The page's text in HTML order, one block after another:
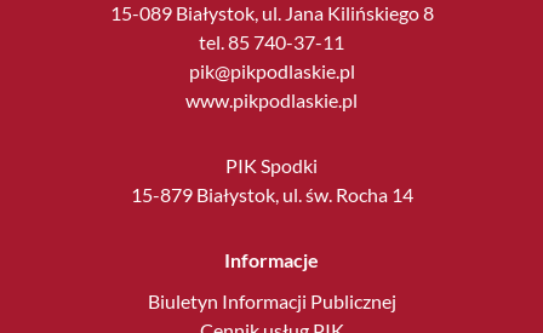
15-089 Białystok, ul. Jana Kilińskiego 8
tel. 85 740-37-11
pik@pikpodlaskie.pl
www.pikpodlaskie.pl
PIK Spodki
15-879 Białystok, ul. św. Rocha 14
Informacje
Biuletyn Informacji Publicznej